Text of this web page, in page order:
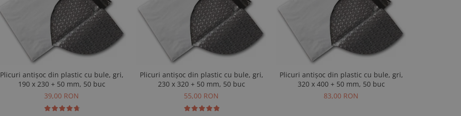
Plicuri antișoc din plastic cu bule, gri,
190 x 230 + 50 mm, 50 buc
39,00 RON
Plicuri antișoc din plastic cu bule, gri,
230 x 320 + 50 mm, 50 buc
55,00 RON
Plicuri antișoc din plastic cu bule, gri,
320 x 400 + 50 mm, 50 buc
83,00 RON